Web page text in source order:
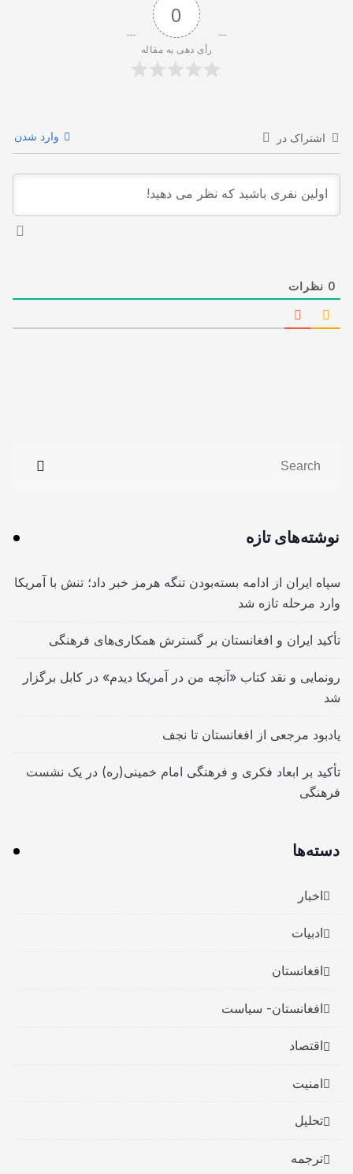
0
رأی دهی به مقاله
اشتراک در وارد شدن
0نظرات
نوشته‌های تازه
سپاه ایران از ادامه بسته‌بودن تنگه هرمز خبر داد؛ تنش با آمریکا
وارد مرحله تازه شد
تأکید ایران و افغانستان بر گسترش همکاری‌های فرهنگی
رونمایی و نقد کتاب «آنچه من در آمریکا دیدم» در کابل برگزار
شد
یادبود مرجعی از افغانستان تا نجف
تأکید بر ابعاد فکری و فرهنگی امام خمینی(ره) در یک نشست
فرهنگی
دسته‌ها
اخبار
ادبیات
افغانستان
افغانستان- سیاست
اقتصاد
امنیت
تحلیل
ترجمه